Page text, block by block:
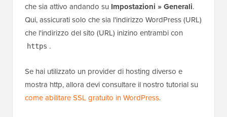
che sia attivo andando su Impostazioni » Generali.
Qui, assicurati solo che sia l'indirizzo WordPress (URL)
che l'indirizzo del sito (URL) inizino entrambi con
https .
Se hai utilizzato un provider di hosting diverso e
mostra http, allora devi consultare il nostro tutorial su
come abilitare SSL gratuito in WordPress.